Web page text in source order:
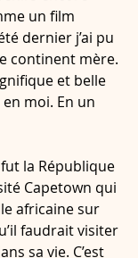
un film
dernier j’ai pu
continent mère.
et belle
moi. En un
la République
Capetown qui
africaine sur
faudrait visiter
sa vie. C’est